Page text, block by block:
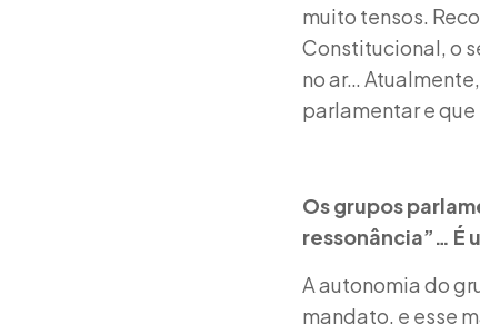
muito tensos.
Constitucional, o
no ar…
parlamentar e
Os grupos
ressonância”… É
A autonomia do
mandato, e esse